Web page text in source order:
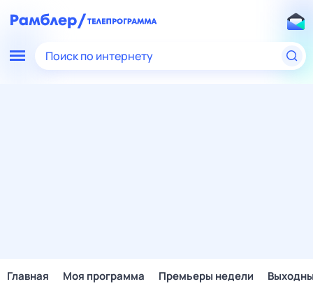
Поиск по интернету
Главная Моя программа Премьеры недели